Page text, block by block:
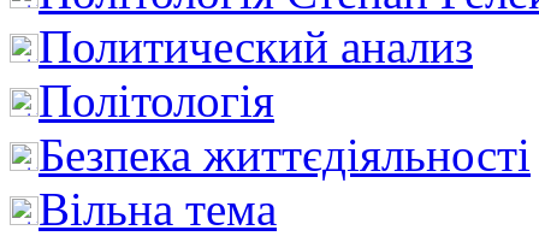
Политический анализ
Політологія
Безпека життєдіяльності
Вільна тема